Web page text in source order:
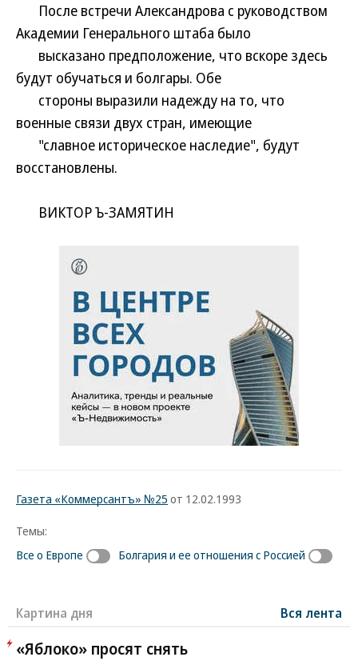
После встречи Александрова с руководством
Академии Генерального штаба было
высказано предположение, что вскоре здесь
будут обучаться и болгары. Обе
стороны выразили надежду на то, что
военные связи двух стран, имеющие
"славное историческое наследие", будут
восстановлены.
ВИКТОР Ъ-ЗАМЯТИН
Газета «Коммерсантъ» №25 от 12.02.1993
Темы:
Все о Европе
Болгария и ее отношения с Россией
Картина дня Вся лента
«Яблоко» просят снять